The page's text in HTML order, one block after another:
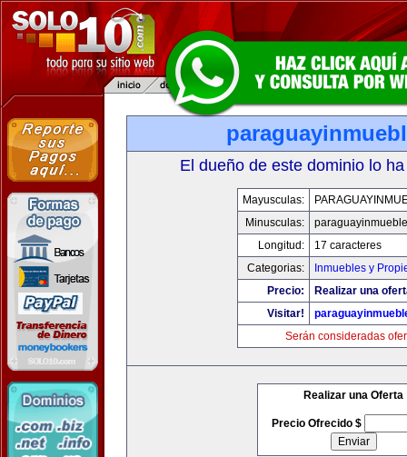
El dueño de este dominio lo
Mayusculas:
Minusculas:
Longitud:
17 caracteres
Categorias:
Inmuebles y
Precio:
Realizar una
Visitar!
Serán consideradas
Realizar una Oferta
Precio Ofrecido $